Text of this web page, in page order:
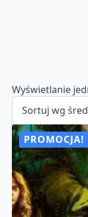
Wyświetlanie
PROMOCJA!